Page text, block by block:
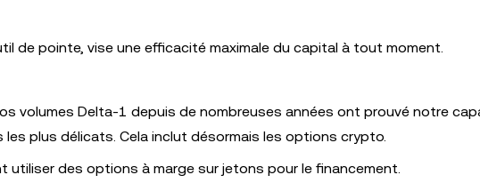
de pointe, vise une efficacité maximale du capital à tout moment.
volumes Delta-1 depuis de nombreuses années ont prouvé notre
plus délicats. Cela inclut désormais les options crypto.
utiliser des options à marge sur jetons pour le financement.